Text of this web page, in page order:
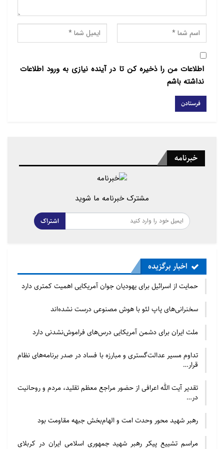
اطلاعات من را ذخیره کن تا در آینده نیازی به ورود اطلاعات
نداشته باشم
خبرنامه
مشترک خبرنامه ما شوید
اشتراک
اخبار برگزیده
حمایت از اسرائیل برای یهودیان جوان آمریکایی اهمیت کمتری دارد
سخنرانی‌های پاپ لئو با هوش مصنوعی درست نشده‌اند
ملت ایران برای دشمن آمریکایی درس‌های فراموش‌نشدنی دارد
تداوم مسیر عدالت‌گستری و مبارزه با فساد در صدر برنامه‌های نظام
قرار…
تقدیر آیت الله اعرافی از حضور مراجع معظم تقلید، مردم و روحانیت
در…
رهبر شهید محور وحدت امت و الهام‌بخش جبهه مقاومت بود
مراسم تشییع پیکر رهبر شهید جمهوری اسلامی ایران در کربلای